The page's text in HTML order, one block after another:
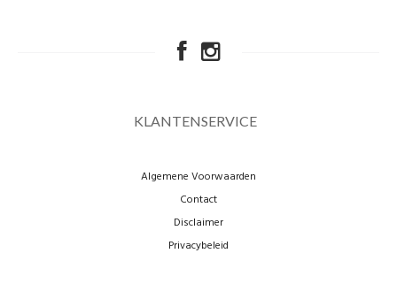
KLANTENSERVICE
Algemene Voorwaarden
Contact
Disclaimer
Privacybeleid